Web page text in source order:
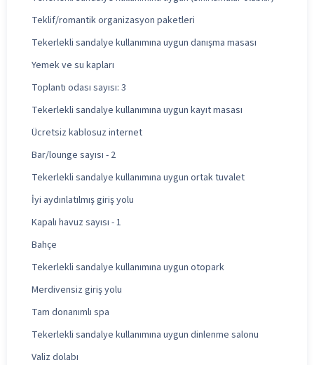
Teklif/romantik organizasyon paketleri
Tekerlekli sandalye kullanımına uygun danışma masası
Yemek ve su kapları
Toplantı odası sayısı: 3
Tekerlekli sandalye kullanımına uygun kayıt masası
Ücretsiz kablosuz internet
Bar/lounge sayısı - 2
Tekerlekli sandalye kullanımına uygun ortak tuvalet
İyi aydınlatılmış giriş yolu
Kapalı havuz sayısı - 1
Bahçe
Tekerlekli sandalye kullanımına uygun otopark
Merdivensiz giriş yolu
Tam donanımlı spa
Tekerlekli sandalye kullanımına uygun dinlenme salonu
Valiz dolabı